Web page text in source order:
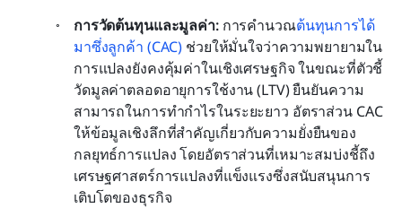
การวัดต้นทุนและมูลค่า: การคำนวณต้นทุนการได้
มาซึ่งลูกค้า (CAC) ช่วยให้มั่นใจว่าความพยายามใน
การแปลงยังคงคุ้มค่าในเชิงเศรษฐกิจ ในขณะที่ตัวชี้
วัดมูลค่าตลอดอายุการใช้งาน (LTV) ยืนยันความ
สามารถในการทำกำไรในระยะยาว อัตราส่วน CAC
ให้ข้อมูลเชิงลึกที่สำคัญเกี่ยวกับความยั่งยืนของ
กลยุทธ์การแปลง โดยอัตราส่วนที่เหมาะสมบ่งชี้ถึง
เศรษฐศาสตร์การแปลงที่แข็งแรงซึ่งสนับสนุนการ
เติบโตของธุรกิจ